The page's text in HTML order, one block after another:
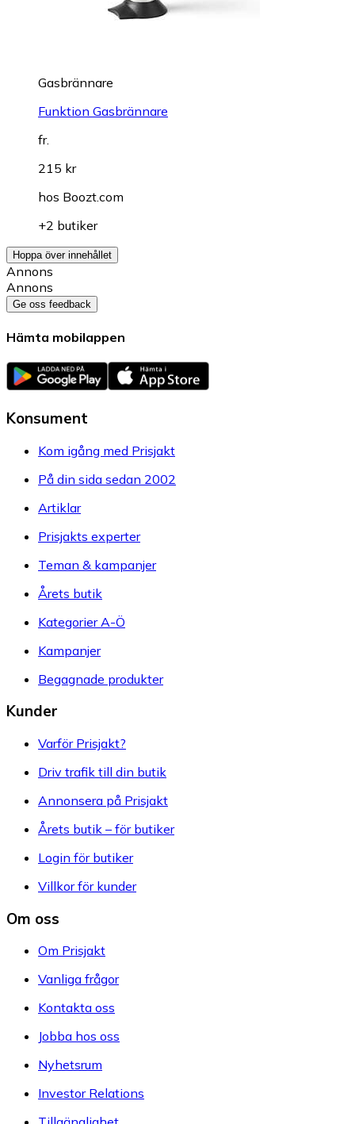
Gasbrännare
Funktion Gasbrännare
fr.
215 kr
hos Boozt.com
+2 butiker
Hoppa över innehållet
Annons
Annons
Ge oss feedback
Hämta mobilappen
Konsument
Kom igång med Prisjakt
På din sida sedan 2002
Artiklar
Prisjakts experter
Teman & kampanjer
Årets butik
Kategorier A-Ö
Kampanjer
Begagnade produkter
Kunder
Varför Prisjakt?
Driv trafik till din butik
Annonsera på Prisjakt
Årets butik – för butiker
Login för butiker
Villkor för kunder
Om oss
Om Prisjakt
Vanliga frågor
Kontakta oss
Jobba hos oss
Nyhetsrum
Investor Relations